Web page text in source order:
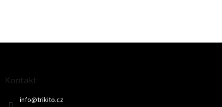
Kontakt
info@trikito.cz